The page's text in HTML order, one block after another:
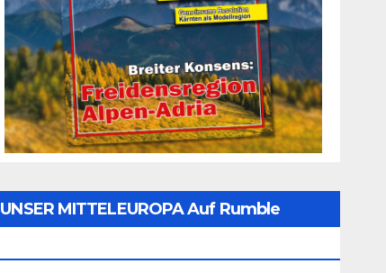
UNSER MITTELEUROPA Auf Rumble